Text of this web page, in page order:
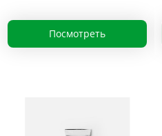
Посмотреть